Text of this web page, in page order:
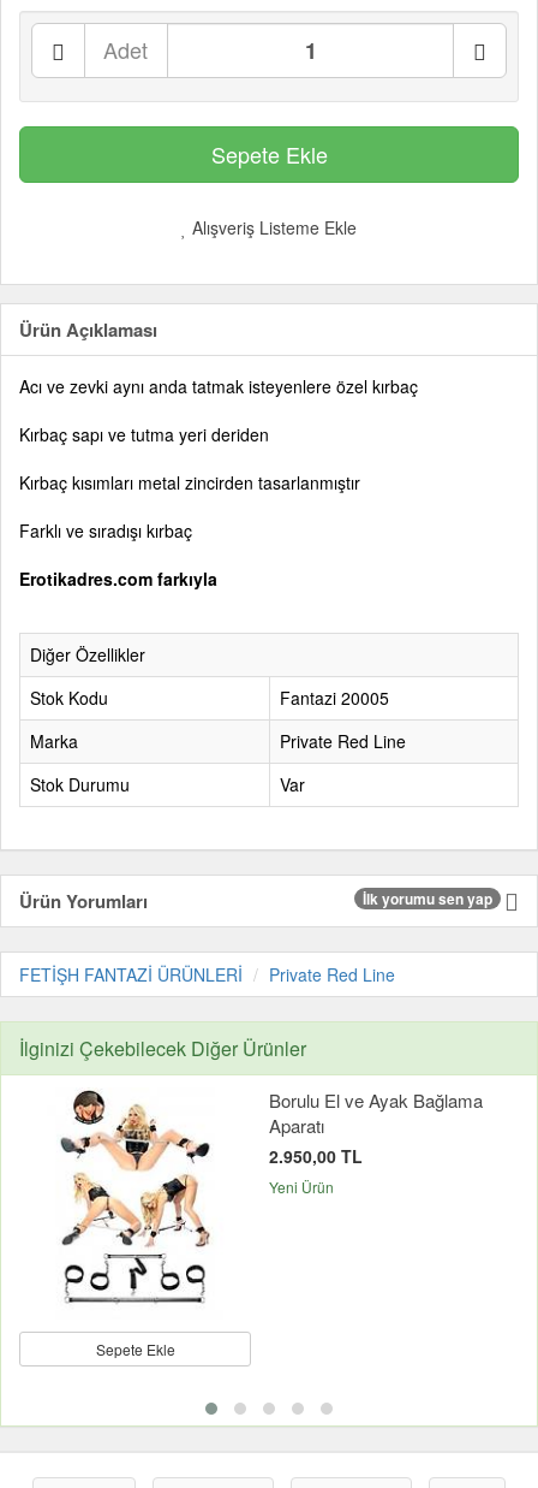
Adet
Alışveriş Listeme Ekle
Ürün Açıklaması
Acı ve zevki aynı anda tatmak isteyenlere özel kırbaç
Kırbaç sapı ve tutma yeri deriden
Kırbaç kısımları metal zincirden tasarlanmıştır
Farklı ve sıradışı kırbaç
Erotikadres.com farkıyla
Diğer Özellikler
Stok Kodu
Fantazi 20005
Marka
Private Red Line
Stok Durumu
Var
Ürün Yorumları İlk yorumu sen yap
FETİŞH FANTAZİ ÜRÜNLERİ Private Red Line
İlginizi Çekebilecek Diğer Ürünler
Sepete Ekle
Borulu El ve Ayak Bağlama
Aparatı
2.950,00 TL
Yeni Ürün